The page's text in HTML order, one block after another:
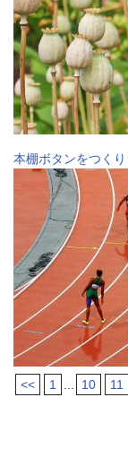
本棚ボタンをつくり
<< 1 10 11